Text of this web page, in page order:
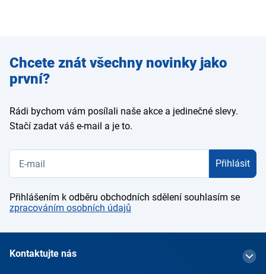
Zadejte
e-mail
Chcete znát všechny novinky jako
první?
Rádi bychom vám posílali naše akce a jedinečné slevy.
Stačí zadat váš e-mail a je to.
Přihlásit
Přihlášením k odběru obchodních sdělení souhlasím se
zpracováním osobních údajů
Kontaktujte nás